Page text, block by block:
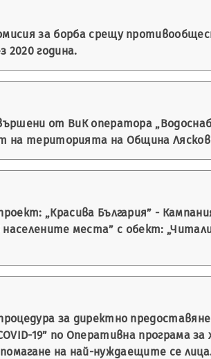
за борба срещу
година.
от ВиК оператора
на територията на Община
„Красива България” -
места” с обект:
за директно
19” по Оперативна програма
на най-нуждаещите се